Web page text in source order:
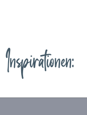
Inspirationen: